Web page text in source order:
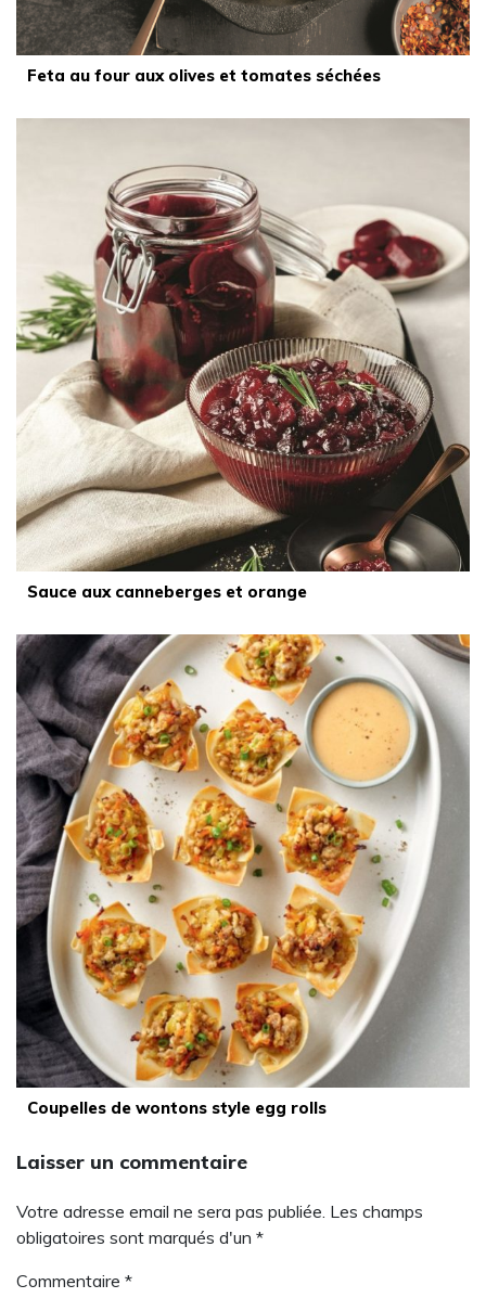
Feta au four aux olives et tomates séchées
Sauce aux canneberges et orange
Coupelles de wontons style egg rolls
Laisser un commentaire
Votre adresse email ne sera pas publiée. Les champs
obligatoires sont marqués d'un *
Commentaire *